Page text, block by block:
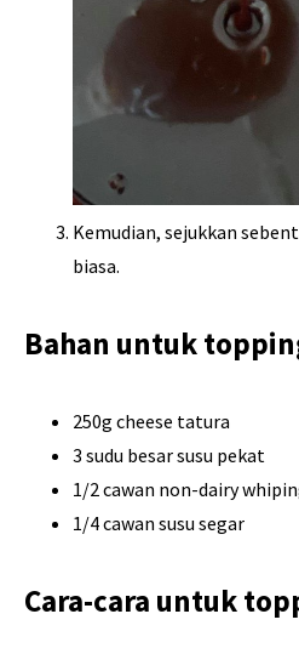
Kemudian, sejukkan
biasa.
Bahan untuk
250g cheese tatura
3 sudu besar susu pekat
1/2 cawan non-dairy
1/4 cawan susu segar
Cara-cara untuk